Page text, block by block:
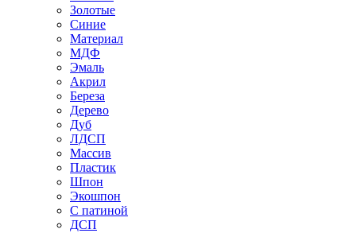
Золотые
Синие
Материал
МДФ
Эмаль
Акрил
Береза
Дерево
Дуб
ЛДСП
Массив
Пластик
Шпон
Экошпон
С патиной
ДСП